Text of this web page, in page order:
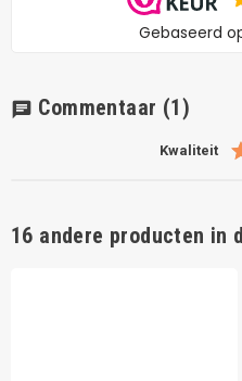
chat Commentaar (1)
Kwaliteit
16 andere producten in